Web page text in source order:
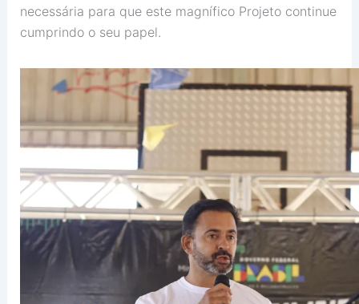
necessária para que este magnífico Projeto continue
cumprindo o seu papel.